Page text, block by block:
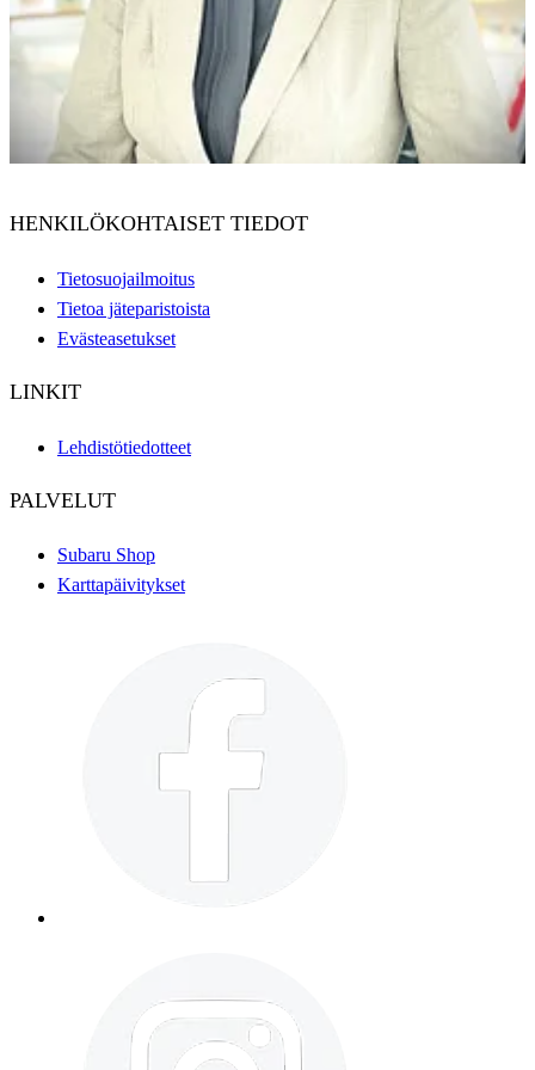
HENKILÖKOHTAISET TIEDOT
Tietosuojailmoitus
Tietoa jäteparistoista
Evästeasetukset
LINKIT
Lehdistötiedotteet
PALVELUT
Subaru Shop
Karttapäivitykset